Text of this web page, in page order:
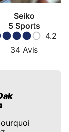
Seiko
5 Sports
4.2
34 Avis